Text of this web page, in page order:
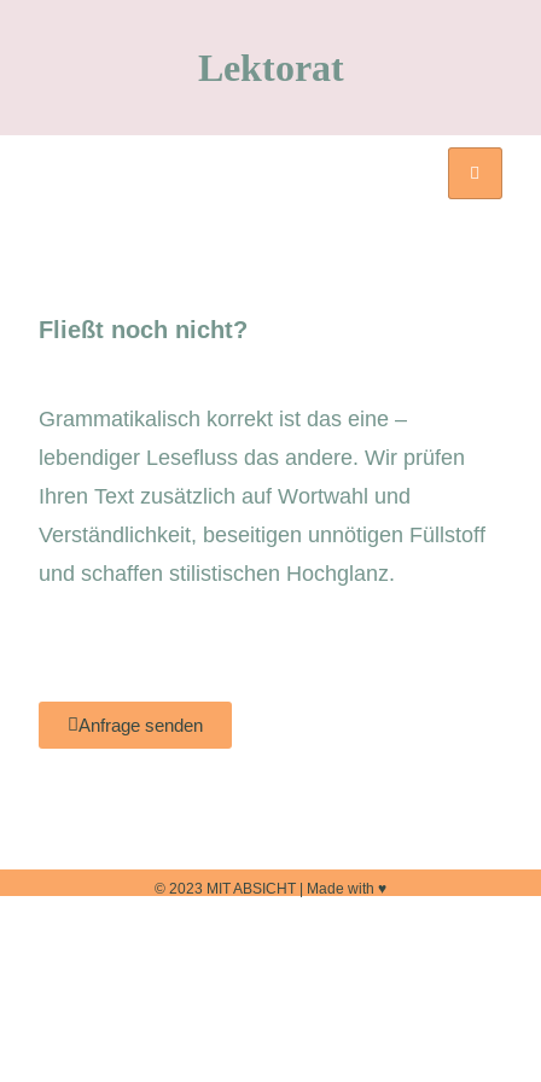
Lektorat
Fließt noch nicht?
Grammatikalisch korrekt ist das eine –
lebendiger Lesefluss das andere. Wir prüfen
Ihren Text zusätzlich auf Wortwahl und
Verständlichkeit, beseitigen unnötigen Füllstoff
und schaffen stilistischen Hochglanz.
Anfrage senden
© 2023 MIT ABSICHT | Made with ♥